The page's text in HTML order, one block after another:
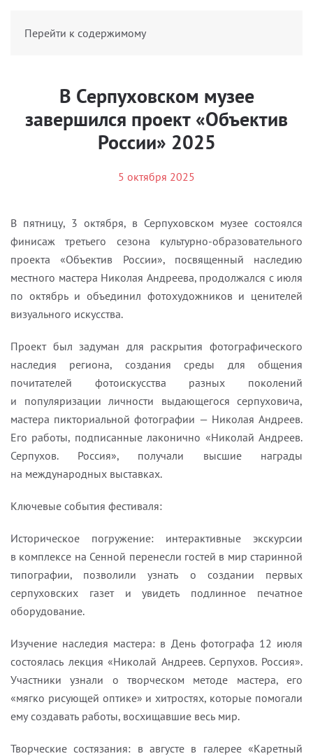
Перейти к содержимому
В Серпуховском музее
завершился проект «Объектив
России» 2025
5 октября 2025
В пятницу, 3 октября, в Серпуховском музее состоялся
финисаж третьего сезона культурно-образовательного
проекта «Объектив России», посвященный наследию
местного мастера Николая Андреева, продолжался с июля
по октябрь и объединил фотохудожников и ценителей
визуального искусства.
Проект был задуман для раскрытия фотографического
наследия региона, создания среды для общения
почитателей фотоискусства разных поколений
и популяризации личности выдающегося серпуховича,
мастера пикториальной фотографии — Николая Андреев.
Его работы, подписанные лаконично «Николай Андреев.
Серпухов. Россия», получали высшие награды
на международных выставках.
Ключевые события фестиваля:
Историческое погружение: интерактивные экскурсии
в комплексе на Сенной перенесли гостей в мир старинной
типографии, позволили узнать о создании первых
серпуховских газет и увидеть подлинное печатное
оборудование.
Изучение наследия мастера: в День фотографа 12 июля
состоялась лекция «Николай Андреев. Серпухов. Россия».
Участники узнали о творческом методе мастера, его
«мягко рисующей оптике» и хитростях, которые помогали
ему создавать работы, восхищавшие весь мир.
Творческие состязания: в августе в галерее «Каретный